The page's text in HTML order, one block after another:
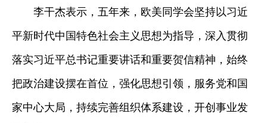
李干杰表示，五年来，欧美同学会坚持以习近
平新时代中国特色社会主义思想为指导，深入贯彻
落实习近平总书记重要讲话和重要贺信精神，始终
把政治建设摆在首位，强化思想引领，服务党和国
家中心大局，持续完善组织体系建设，开创事业发